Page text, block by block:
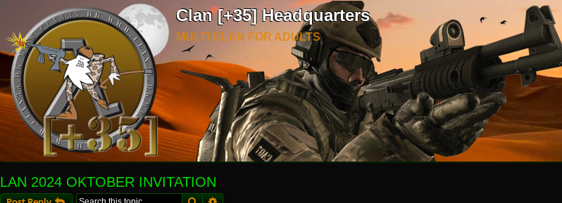
Clan [+35] Headquarters
MULTI CLAN FOR ADULTS
LAN 2024 OKTOBER INVITATION